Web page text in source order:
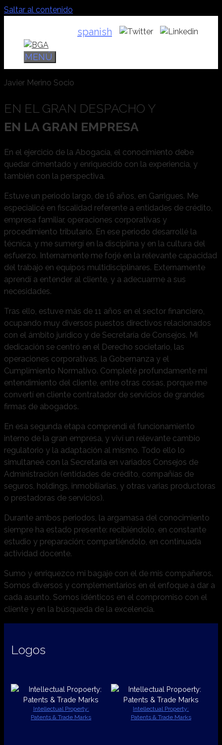
Saltar al contenido
spanish
MENÚ
Javier Merino Socio
EN EL GRAN DESPACHO Y
EN LA GRAN EMPRESA
En el ejercicio de la Abogacía, el conocimiento debe
quedar cimentado y enriquecido con la experiencia, y
también con la perspectiva.
Estuve un periodo largo, de 16 años, en Garrigues. Me
especialicé en fiscalidad referente a entidades de crédito,
empresa familiar, operaciones corporativas y
procedimiento tributario. En ese periodo desarrollé la
técnica, y me sumergí en la disciplina y en la cultura del
esfuerzo. Internamente me forjé en la relevante capacidad
del trabajo en equipos multidisciplinares. Externamente
aprendí a entender al cliente, y a adecuarme a sus
necesidades.
Tras ello, estuve más de 11 años en el sector financiero,
ocupando muy diversos puestos directivos relacionados
con el ámbito jurídico y de Secretaría de Consejos. Mi
dedicación se centró en el Derecho societario, las
operaciones corporativas, la Gobernanza y el
Cumplimiento Normativo. Completé profundamente mi
entendimiento del cliente, entre otras cosas, porque me
convertí en cliente contratador de servicios de grandes
firmas de abogados.
En esa segunda etapa comprendí el funcionamiento
interno de la gran empresa, y viví un relevante cambio
regulatorio y la adaptación al mismo. Todo ello lo
simultaneé con la Secretaría en variados Consejos de
Administración (entidades de crédito, compañías de
seguros, holdings, inmobiliarias, y otras varias productoras
o prestadoras de servicios).
Durante ambos periodos, la argamasa del conocimiento
siempre ha estado presente: recibiéndolo, en constante
estudio y preparación; compartiéndolo, en continuada
actividad docente.
Sumo y enriquezco mi bagaje con el de mis compañeros.
Somos diversos y complementarios en el enfoque a dar a
cada asunto. Somos idénticos en el compromiso con el
cliente y en la búsqueda de la excelencia.
Logos
Intellectual Property:
Patents & Trade Marks
Intellectual Property:
Patents & Trade Marks